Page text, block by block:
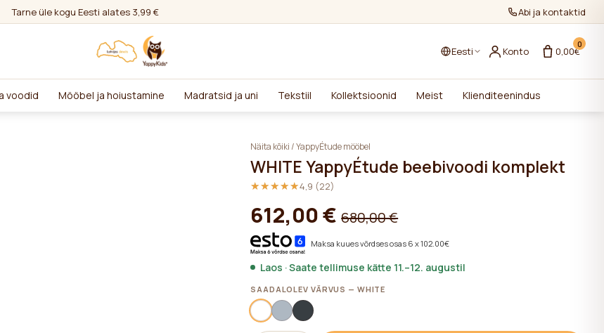
Tarne üle kogu Eesti alates 3,99 € Abi ja kontaktid
Eesti Konto
0
0,00€
voodid Mööbel ja hoiustamine Madratsid ja uni Tekstiil Kollektsioonid Meist Klienditeenindus
Näita kõiki/YappyÉtude mööbel
WHITE YappyÉtude beebivoodi komplekt
★★★★★
★★★★★4,9 (22)
612,00 €680,00 €
Maksa kuues võrdses osas 6 x 102.00€
Laos · Saate tellimuse kätte 11.–12. augustil
SAADALOLEV VÄRVUS — WHITE